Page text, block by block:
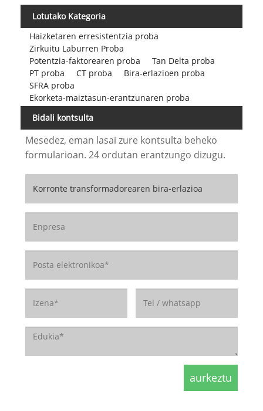
Lotutako Kategoria
Haizketaren erresistentzia proba
Zirkuitu Laburren Proba
Potentzia-faktorearen proba
Tan Delta proba
PT proba
CT proba
Bira-erlazioen proba
SFRA proba
Ekorketa-maiztasun-erantzunaren proba
Bidali kontsulta
Mesedez, eman lasai zure kontsulta beheko
formularioan. 24 ordutan erantzungo dizugu.